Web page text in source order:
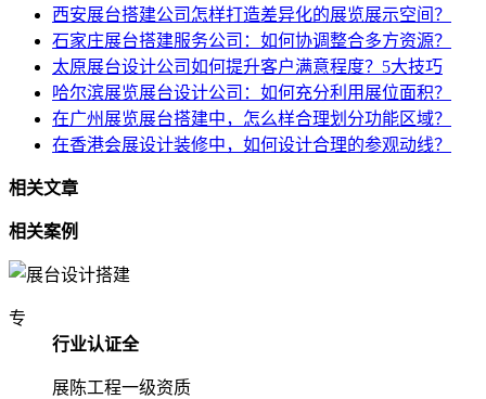
西安展台搭建公司怎样打造差异化的展览展示空间？
石家庄展台搭建服务公司：如何协调整合多方资源？
太原展台设计公司如何提升客户满意程度？5大技巧
哈尔滨展览展台设计公司：如何充分利用展位面积？
在广州展览展台搭建中，怎么样合理划分功能区域？
在香港会展设计装修中，如何设计合理的参观动线？
相关文章
相关案例
专
行业认证全
展陈工程一级资质